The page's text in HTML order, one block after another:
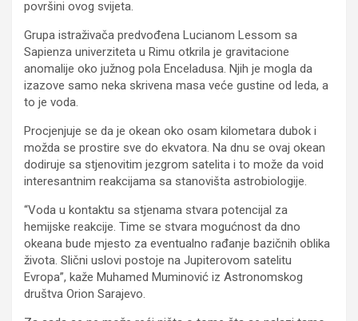
površini ovog svijeta.
Grupa istraživača predvođena Lucianom Lessom sa
Sapienza univerziteta u Rimu otkrila je gravitacione
anomalije oko južnog pola Enceladusa. Njih je mogla da
izazove samo neka skrivena masa veće gustine od leda, a
to je voda.
Procjenjuje se da je okean oko osam kilometara dubok i
možda se prostire sve do ekvatora. Na dnu se ovaj okean
dodiruje sa stjenovitim jezgrom satelita i to može da void
interesantnim reakcijama sa stanovišta astrobiologije.
“Voda u kontaktu sa stjenama stvara potencijal za
hemijske reakcije. Time se stvara mogućnost da dno
okeana bude mjesto za eventualno rađanje bazičnih oblika
života. Slični uslovi postoje na Jupiterovom satelitu
Evropa”, kaže Muhamed Muminović iz Astronomskog
društva Orion Sarajevo.